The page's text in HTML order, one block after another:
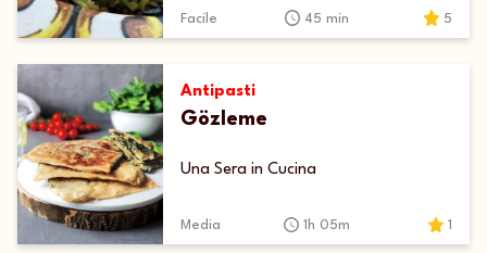
Facile 45 min 5
Antipasti
Gözleme
Una Sera in Cucina
Media 1h 05m 1